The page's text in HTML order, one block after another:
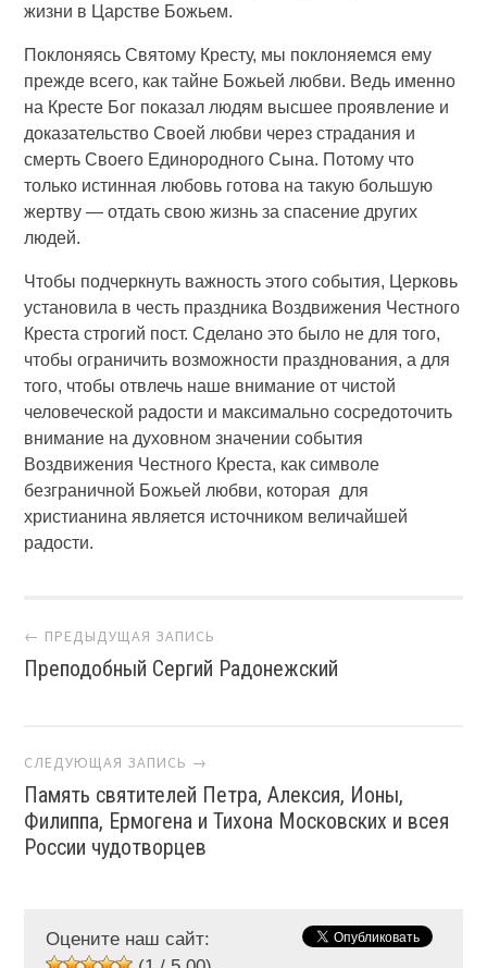
жизни в Царстве Божьем.
Поклоняясь Святому Кресту, мы поклоняемся ему
прежде всего, как тайне Божьей любви. Ведь именно
на Кресте Бог показал людям высшее проявление и
доказательство Своей любви через страдания и
смерть Своего Единородного Сына. Потому что
только истинная любовь готова на такую большую
жертву — отдать свою жизнь за спасение других
людей.
Чтобы подчеркнуть важность этого события, Церковь
установила в честь праздника Воздвижения Честного
Креста строгий пост. Сделано это было не для того,
чтобы ограничить возможности празднования, а для
того, чтобы отвлечь наше внимание от чистой
человеческой радости и максимально сосредоточить
внимание на духовном значении события
Воздвижения Честного Креста, как символе
безграничной Божьей любви, которая для
христианина является источником величайшей
радости.
Навигация по сайту
← ПРЕДЫДУЩАЯ ЗАПИСЬ
Преподобный Сергий Радонежский
СЛЕДУЮЩАЯ ЗАПИСЬ →
Память святителей Петра, Алексия, Ионы,
Филиппа, Ермогена и Тихона Московских и всея
России чудотворцев
Оцените наш сайт: